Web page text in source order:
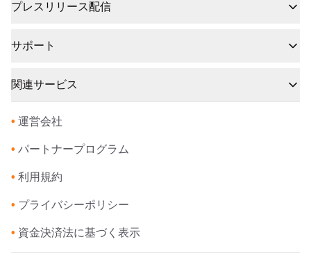
プレスリリース配信
サポート
関連サービス
• 運営会社
• パートナープログラム
• 利用規約
• プライバシーポリシー
• 資金決済法に基づく表示